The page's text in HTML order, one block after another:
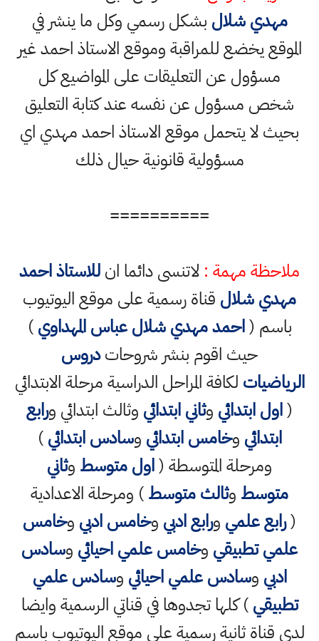
مهدي شلال بشكل رسمي وكل ما ينشر في
الموقع يخضع للمراقبة وموقع الاستاذ احمد غير
مسؤول عن التعليقات على المواضيع كل
شخص مسؤول عن نفسه عند كتابة التعليق
بحيث لا يتحمل موقع الاستاذ احمد مهدي اي
مسؤولية قانونية حيال ذلك
==========
ملاحظة مهمة : لاتنسى دائما انللاستاذ احمد
مهدي شلال قناة رسمية على موقع اليوتيوب
باسم (احمد مهدي شلال عباس المهداوي)
حيث اقوم بنشر شروحاتدروس
الرياضيات لكافة المراحل الدراسية مرحلة الابتدائي
(اول ابتدائي وثاني ابتدائي وثالث ابتدائي ورابع
ابتدائي وخامس ابتدائي وسادس ابتدائي)
ومرحلة المتوسطة (اول متوسط وثاني
متوسط وثالث متوسط) ومرحلة الاعدادية
(رابع علمي ورابع ادبي وخامس ادبي وخامس
علمي تطبيقي وخامس علمي احيائي وسادس
ادبي وسادس علمي احيائي وسادس علمي
تطبيقي) كلها تجدوها في قناتي الرسمية وايضا
لدي قناة ثانية رسمية على موقع اليوتيوب باسم